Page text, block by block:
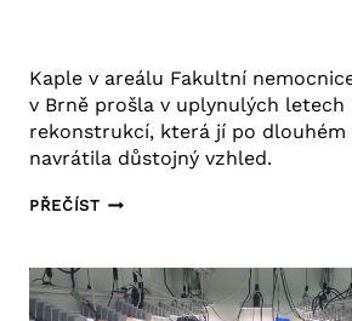
Kaple v areálu Fakultní
v Brně prošla v uplynulých letech
rekonstrukcí, která jí po
navrátila důstojný vzhled.
PŘEČÍSTKAPLE
MÁ
NOVOU